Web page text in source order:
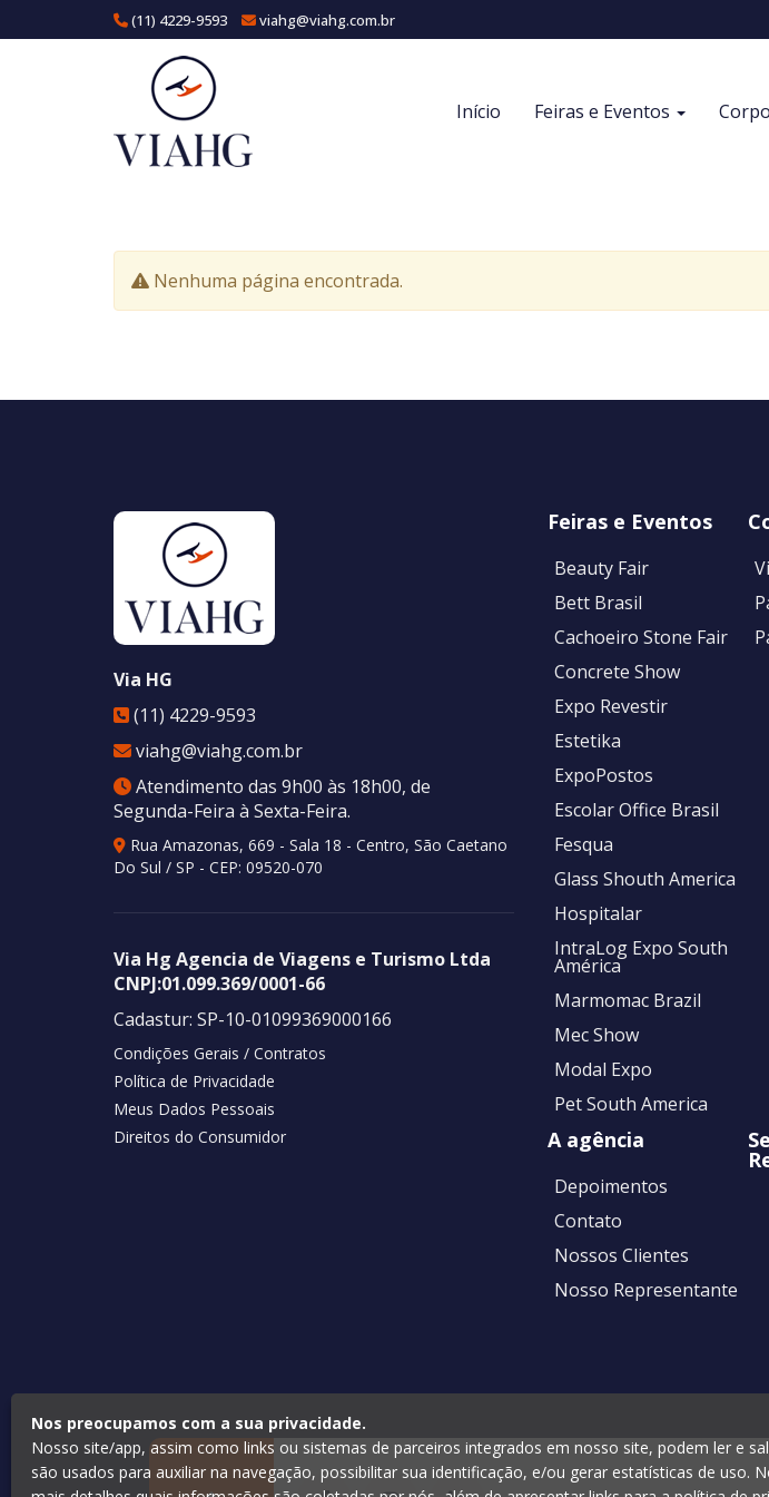
(11) 4229-9593 viahg@viahg.com.br
Início Feiras e Eventos
Nenhuma página encontrada.
Via HG
(11) 4229-9593
viahg@viahg.com.br
Atendimento das 9h00 às 18h00, de
Segunda-Feira à Sexta-Feira.
Rua Amazonas, 669 - Sala 18 - Centro, São Caetano
Do Sul / SP - CEP: 09520-070
Via Hg Agencia de Viagens e Turismo Ltda
CNPJ:01.099.369/0001-66
Cadastur: SP-10-01099369000166
Condições Gerais / Contratos
Política de Privacidade
Meus Dados Pessoais
Direitos do Consumidor
Feiras e Eventos
Beauty Fair
Bett Brasil
Cachoeiro Stone Fair
Concrete Show
Expo Revestir
Estetika
ExpoPostos
Escolar Office Brasil
Fesqua
Glass Shouth America
Hospitalar
IntraLog Expo South
América
Marmomac Brazil
Mec Show
Modal Expo
Pet South America
A agência
Depoimentos
Contato
Nossos Clientes
Nosso Representante
Nos preocupamos com a sua privacidade.
Nosso site/app, assim como links ou sistemas de parceiros integrados em nosso site, podem ler e
são usados para auxiliar na navegação, possibilitar sua identificação, e/ou gerar estatísticas de uso.